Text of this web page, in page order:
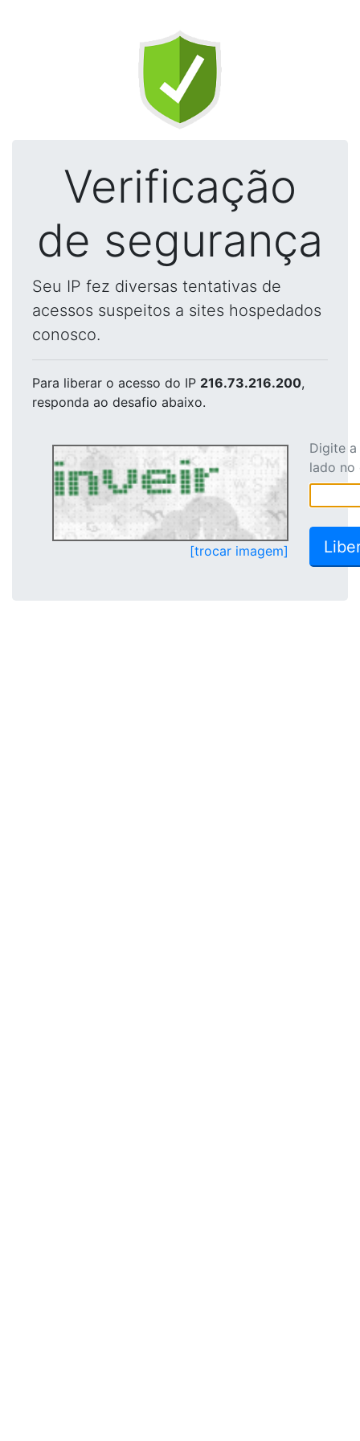
Verificação
de segurança
Seu IP fez diversas tentativas de
acessos suspeitos a sites hospedados
conosco.
Para liberar o acesso do IP 216.73.216.200,
responda ao desafio abaixo.
[trocar imagem]
Digite
lado no